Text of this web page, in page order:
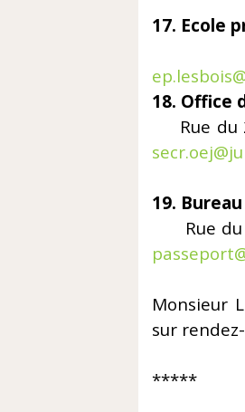
17. Ecole
18. Office
Rue
19.
Rue
Monsieur
sur
*****